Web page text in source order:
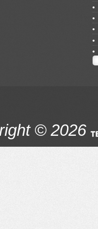
© 2026